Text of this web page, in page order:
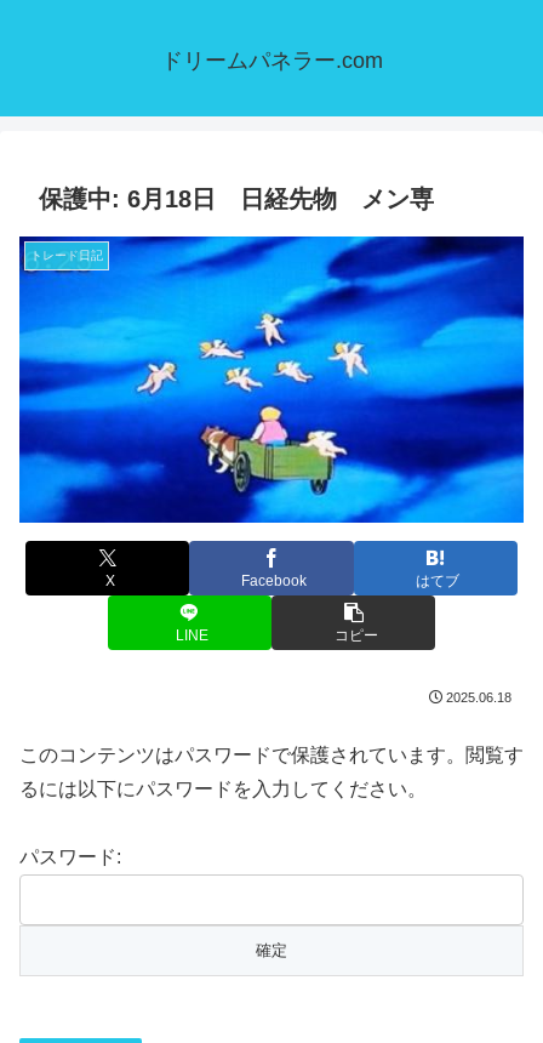
ドリームパネラー.com
保護中: 6月18日 日経先物 メン専
トレード日記
X Facebook はてブ
LINE コピー
2025.06.18
このコンテンツはパスワードで保護されています。閲覧す
るには以下にパスワードを入力してください。
パスワード: